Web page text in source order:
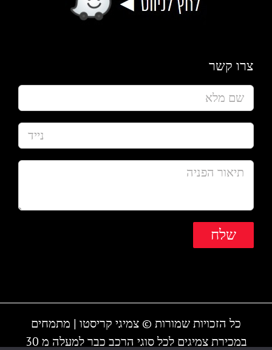
צרו קשר
כל הזכויות שמורות © צמיגי קריסטו | מתמחים
במכירת צמיגים לכל סוגי הרכב כבר למעלה מ 30